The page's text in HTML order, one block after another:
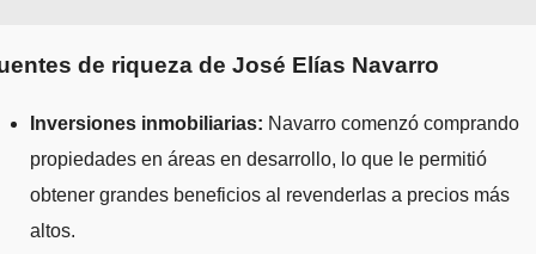
de riqueza de José Elías Navarro
Inversiones inmobiliarias: Navarro comenzó comprando
propiedades en áreas en desarrollo, lo que le permitió
obtener grandes beneficios al revenderlas a precios más
altos.